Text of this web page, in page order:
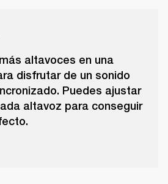
altavoces en una
disfrutar de un sonido
Puedes ajustar
altavoz para conseguir